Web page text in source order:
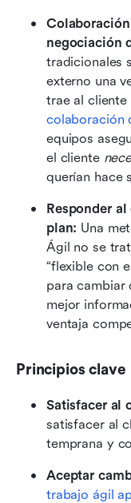
negociación
tradicionales
externo una
colaboración
equipos
el cliente
querían hace
Responder
plan: Una
Ágil no se
“flexible con
para cambiar
mejor
ventaja
Principios clave
Satisfacer al
satisfacer al
temprana y
Aceptar
trabajo ágil